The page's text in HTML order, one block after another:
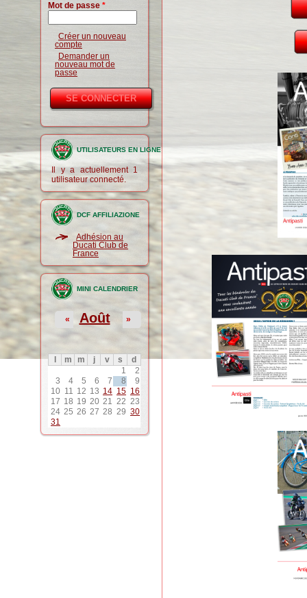
Mot de passe *
Créer un nouveau
compte
Demander un
nouveau mot de
passe
UTILISATEURS EN LIGNE
Il y a actuellement 1
utilisateur connecté.
DCF AFFILIAZIONE
Adhésion au
Ducati Club de
France
MINI CALENDRIER
Août
« »
m m j v s
d
1
2
3
4 5 6 7 8
9
10 11 12 13 14 15 16
17 18 19 20 21 22 23
24 25 26 27 28 29 30
31